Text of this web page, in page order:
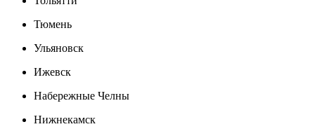
Тюмень
Ульяновск
Ижевск
Набережные Челны
Нижнекамск